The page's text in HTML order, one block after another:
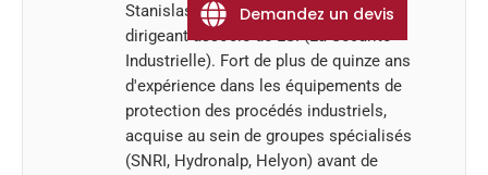
Stanislas Wanert est co-fondateur et
dirigeant associé de LSI (La Sécurité
Industrielle). Fort de plus de quinze ans
d'expérience dans les équipements de
protection des procédés industriels,
acquise au sein de groupes spécialisés
(SNRI, Hydronalp, Helyon) avant de
Demandez un devis